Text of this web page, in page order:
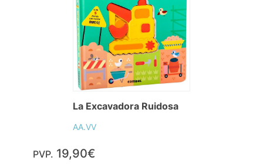
La Excavadora Ruidosa
AA.VV
PVP. 19,90€